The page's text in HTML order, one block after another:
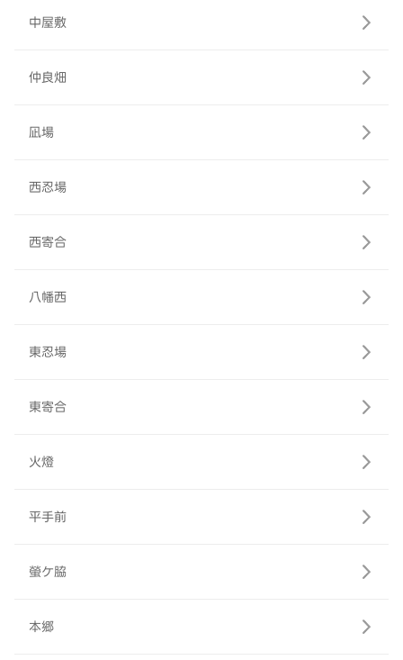
中屋敷
仲良畑
凪場
西忍場
西寄合
八幡西
東忍場
東寄合
火燈
平手前
螢ケ脇
本郷